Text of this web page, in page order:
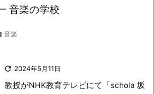
音楽の学校
音楽
 2024年5月11日
教授がNHK教育テレビにて「schola 坂